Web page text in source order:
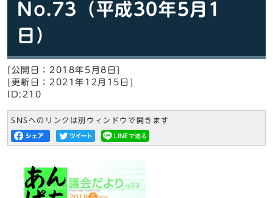
No.73（平成30年5月1
日）
[公開日：2018年5月8日]
[更新日：2021年12月15日]
ID:210
SNSへのリンクは別ウィンドウで開きます